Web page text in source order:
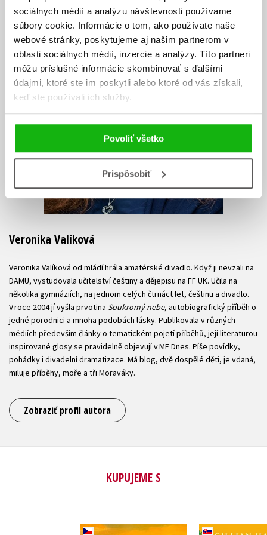
sociálnych médií a analýzu návštevnosti používame
súbory cookie. Informácie o tom, ako používate naše
webové stránky, poskytujeme aj našim partnerom v
oblasti sociálnych médií, inzercie a analýzy. Títo partneri
môžu príslušné informácie skombinovať s ďalšími
údajmi, ktoré ste im poskytli alebo ktoré od vás získali,
keď ste používali ich služby.
Povoliť všetko
Prispôsobiť
Veronika Valíková
Veronika Valíková od mládí hrála amatérské divadlo. Když ji nevzali na
DAMU, vystudovala učitelství češtiny a dějepisu na FF UK. Učila na
několika gymnáziích, na jednom celých čtrnáct let, češtinu a divadlo.
V roce 2004 jí vyšla prvotina Soukromý nebe, autobiografický příběh o
jedné porodnici a mnoha podobách lásky. Publikovala v různých
médiích především články o tematickém pojetí příběhů, její literaturou
inspirované glosy se pravidelně objevují v MF Dnes. Píše povídky,
pohádky i divadelní dramatizace. Má blog, dvě dospělé děti, je vdaná,
miluje příběhy, moře a tři Moraváky.
Zobraziť profil autora
KUPUJEME S